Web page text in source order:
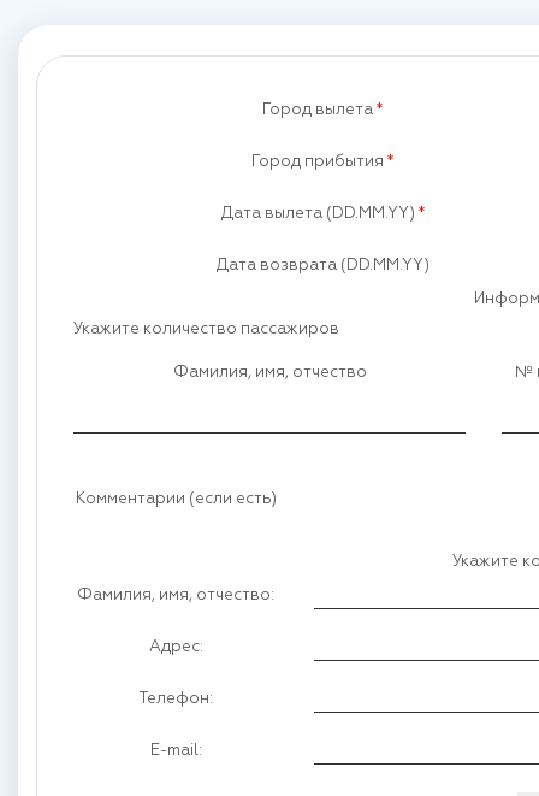
Город вылета *
Город прибытия *
Дата вылета (DD.MM.YY) *
Дата возврата (DD.MM.YY)
Укажите количество пассажиров
Фамилия, имя, отчество №
Комментарии (если есть)
Укажите
Фамилия, имя, отчество:
Адрес:
Телефон:
E-mail: